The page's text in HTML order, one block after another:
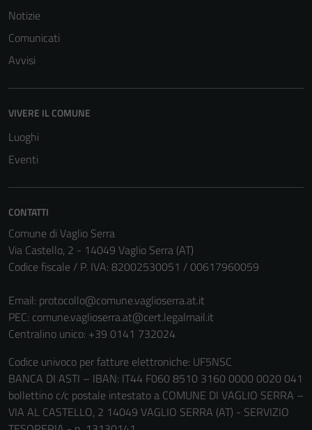
Notizie
Comunicati
Avvisi
VIVERE IL COMUNE
Luoghi
Eventi
CONTATTI
Comune di Vaglio Serra
Via Castello, 2 - 14049 Vaglio Serra (AT)
Codice fiscale / P. IVA: 82002530051 / 00617960059
Email: protocollo@comune.vaglioserra.at.it
PEC: comune.vaglioserra.at@cert.legalmail.it
Centralino unico: +39 0141 732024
Codice univoco per fatture elettroniche: UF5NSC
BANCA DI ASTI – IBAN: IT44 F060 8510 3160 0000 0020 041
bollettino c/c postale intestato a COMUNE DI VAGLIO SERRA –
VIA AL CASTELLO, 2 14049 VAGLIO SERRA (AT) - SERVIZIO
sono necessari
disabilitati.
informazioni
personali.